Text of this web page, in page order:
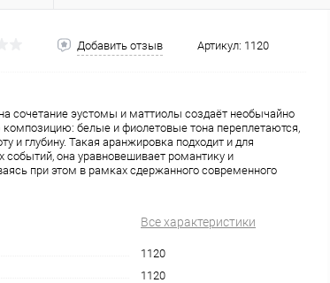
Добавить отзыв Артикул: 1120
сочетание эустомы и маттиолы создаёт необычайно
белые и фиолетовые тона переплетаются,
и глубину. Такая аранжировка подходит и для
событий, она уравновешивает романтику и
при этом в рамках сдержанного современного
Все характеристики
1120
1120